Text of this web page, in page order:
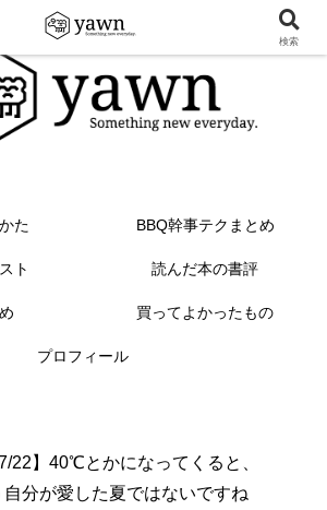
た BBQ幹事テクまとめ
ト 読んだ本の書評
買ってよかったもの
プロフィール
22】40℃とかになってくると、
自分が愛した夏ではないですね
検索